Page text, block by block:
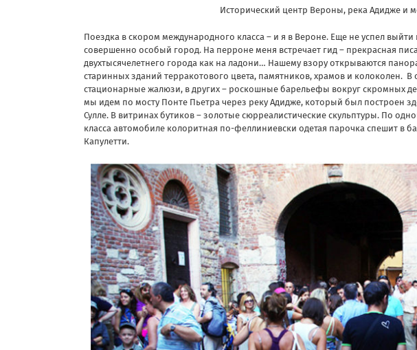
Исторический центр Вероны, река Адидже и
Поездка в скором международного класса – и я в Вероне. Еще не успел выйти
совершенно особый город. На перроне меня встречает гид – прекрасная
двухтысячелетнего города как на ладони… Нашему взору открываются
старинных зданий терракотового цвета, памятников, храмов и колоколен. В
стационарные жалюзи, в других – роскошные барельефы вокруг скромных
мы идем по мосту Понте Пьетра через реку Адидже, который был построен
Сулле. В витринах бутиков – золотые сюрреалистические скульптуры. По
класса автомобиле колоритная по-феллиниевски одетая парочка спешит в
Капулетти.